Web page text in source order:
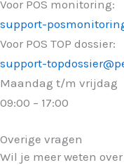
Voor POS monitoring:
support-
Voor POS TOP dossier:
support-
Maandag t/m vrijdag
09:00 – 17:00
Overige vragen
Wil je meer weten